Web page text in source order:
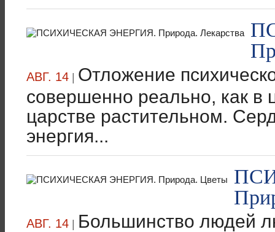
АВГ. 14 | Отложение
совершенно реально, как в
царстве растительном.
энергия...
АВГ. 14 | Большинство людей